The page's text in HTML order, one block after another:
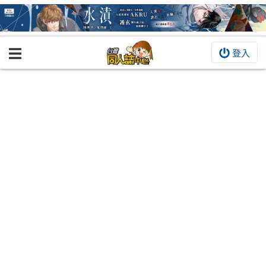
登入
BOOKY書集倉庫